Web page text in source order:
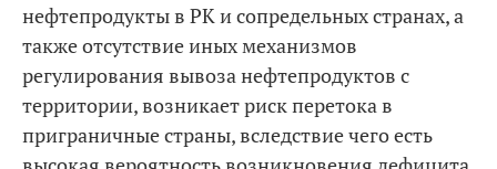
нефтепродукты в РК и сопредельных странах, а
также отсутствие иных механизмов
регулирования вывоза нефтепродуктов с
территории, возникает риск перетока в
приграничные страны, вследствие чего есть